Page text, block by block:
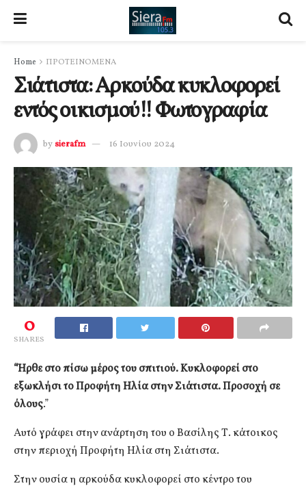
Home ΠΡΟΤΕΙΝΟΜΕΝΑ
Σιάτιστα: Αρκούδα κυκλοφορεί
εντός οικισμού!! Φωτογραφία
by sierafm 16 Ιουνίου 2024
0
SHARES
“Ήρθε στο πίσω μέρος του σπιτιού. Κυκλοφορεί στο
εξωκλήσι το Προφήτη Ηλία στην Σιάτιστα. Προσοχή σε
όλους.”
Αυτό γράφει στην ανάρτηση του ο Βασίλης Τ. κάτοικος
στην περιοχή Προφήτη Ηλία στη Σιάτιστα.
Στην ουσία η αρκούδα κυκλοφορεί στο κέντρο του